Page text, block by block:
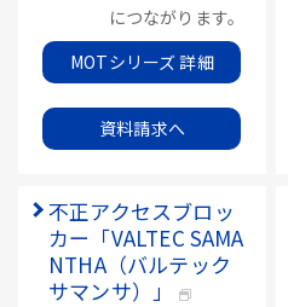
につながります。
MOTシリーズ 詳細
資料請求へ
不正アクセスブロッ
カー「VALTEC SAMA
NTHA（バルテック
サマンサ）」